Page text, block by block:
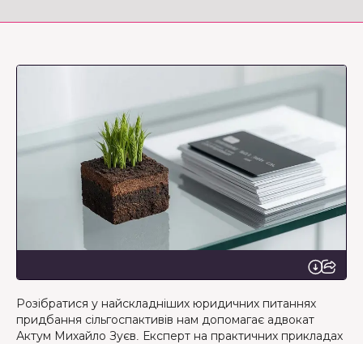
Розібратися у найскладніших юридичних питаннях
придбання сільгоспактивів нам допомагає адвокат
Актум Михайло Зуєв. Експерт на практичних прикладах